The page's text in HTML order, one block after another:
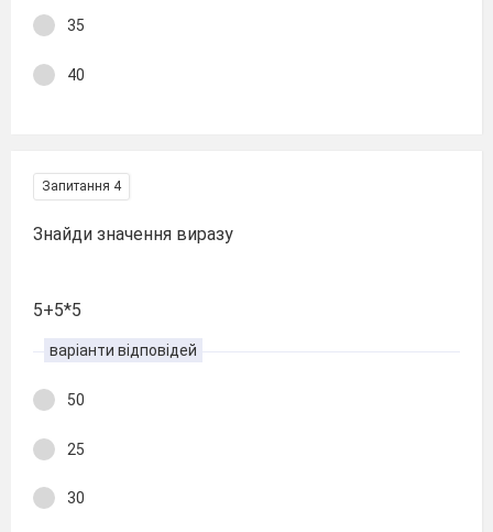
35
40
Запитання 4
Знайди значення виразу
5+5*5
варіанти відповідей
50
25
30